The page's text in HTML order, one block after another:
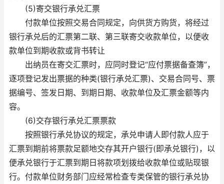
(5)寄交银行承兑汇票
付款单位按照交易合同规定，向供货方购货，将经过
银行承兑后的汇票第二联、第三联寄交收款单位，以便收
款单位到期收款或背书转让
出纳员在寄交汇票时，应同时登记“应付票据备查簿”，
逐项登记发出票据的种类(银行承兑汇票)、交易合同号、票
据编号、签发日期、到期日期、收款单位及汇票金额等内
容。
(6)交存银行承兑汇票票款
按照银行承兑协议的规定，承兑申请人即付款人应于
汇票到期前将票款足额地交存其开户银行(即承兑银行)，以
便承兑银行于汇票到期日将款项划拨给收款单位或贴现银
行。付款单位财务部门应经常检查专类保管的银行承兑协